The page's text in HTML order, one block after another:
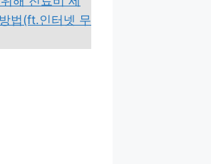
법(ft.인터넷 무